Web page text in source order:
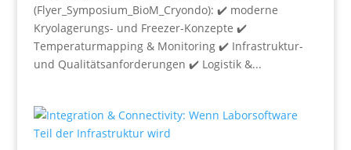
(Flyer_Symposium_BioM_Cryondo): ✔️ moderne
Kryolagerungs- und Freezer-Konzepte ✔️
Temperaturmapping & Monitoring ✔️ Infrastruktur-
und Qualitätsanforderungen ✔️ Logistik &...